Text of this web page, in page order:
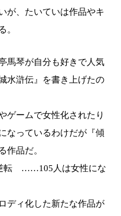
が、たいていは作品やキ
。
馬琴が自分も好きで人気
水滸伝』を書き上げたの
ゲームで女性化されたり
なっているわけだが『傾
作品だ。
転 ……105人は女性にな
ディ化した新たな作品が